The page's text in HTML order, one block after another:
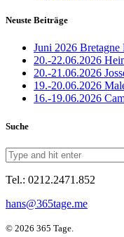
Neuste Beiträge
Juni 2026 Bretagne
20.-22.06.2026
20.-21.06.2026
19.-20.06.2026
16.-19.06.2026
Suche
Tel.: 0212.2471.852
hans@365tage.me
© 2026 365 Tage.